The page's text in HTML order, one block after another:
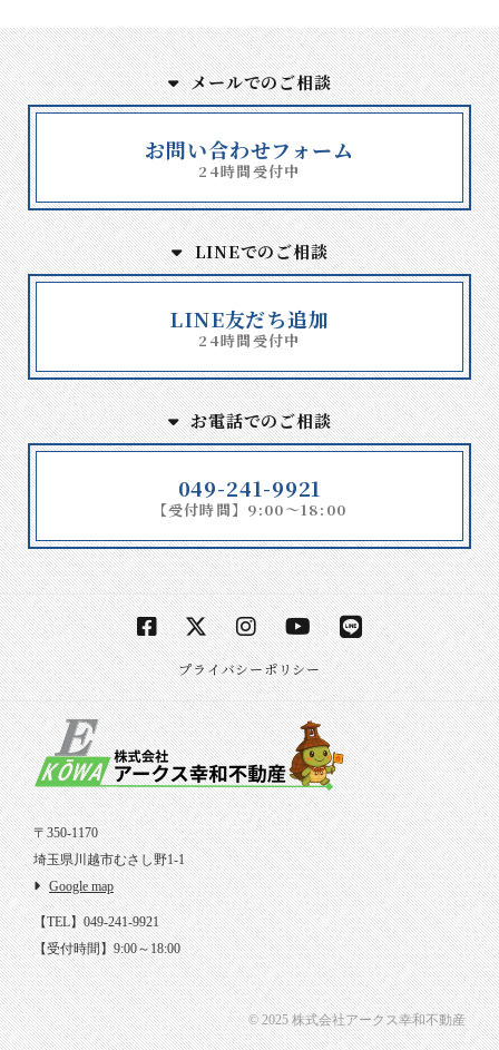
メールでのご相談
お問い合わせフォーム
24時間受付中
LINEでのご相談
LINE友だち追加
24時間受付中
お電話でのご相談
049-241-9921
【受付時間】9:00～18:00
プライバシーポリシー
〒350-1170
埼玉県川越市むさし野1-1
Google map
【TEL】049-241-9921
【受付時間】9:00～18:00
© 2025 株式会社アークス幸和不動産